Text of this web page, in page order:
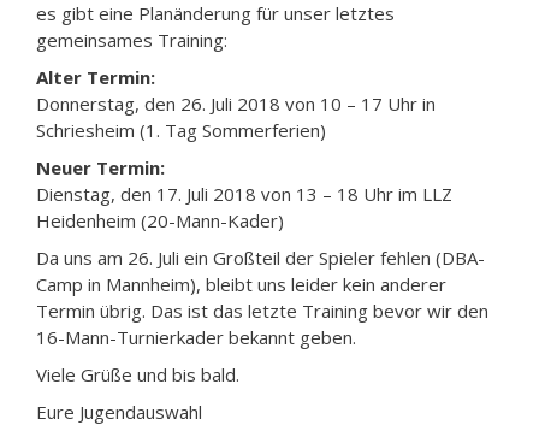
es gibt eine Planänderung für unser letztes
gemeinsames Training:
Alter Termin:
Donnerstag, den 26. Juli 2018 von 10 – 17 Uhr in
Schriesheim (1. Tag Sommerferien)
Neuer Termin:
Dienstag, den 17. Juli 2018 von 13 – 18 Uhr im LLZ
Heidenheim (20-Mann-Kader)
Da uns am 26. Juli ein Großteil der Spieler fehlen (DBA-
Camp in Mannheim), bleibt uns leider kein anderer
Termin übrig. Das ist das letzte Training bevor wir den
16-Mann-Turnierkader bekannt geben.
Viele Grüße und bis bald.
Eure Jugendauswahl